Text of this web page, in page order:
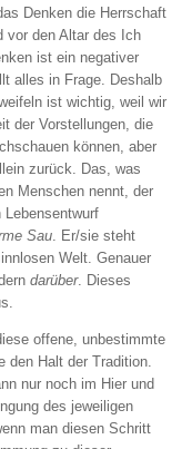
Denken die Herrschaft
vor den Altar des Ich
ist ein negativer
alles in Frage. Deshalb
ist wichtig, weil wir
der Vorstellungen, die
können, aber
zurück. Das, was
Menschen nennt, der
Sau. Er/sie steht
Welt. Genauer
darüber. Dieses
offene, unbestimmte
den Halt der Tradition.
nur noch im Hier und
des jeweiligen
man diesen Schritt